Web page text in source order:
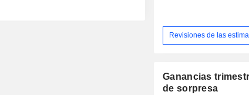
Revisiones de las
Ganancias
de sorpresa